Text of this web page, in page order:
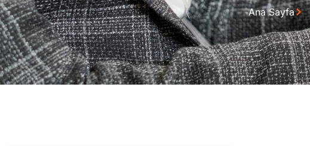
Ana Sayfa